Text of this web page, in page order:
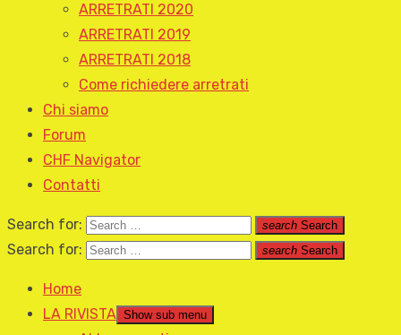
ARRETRATI 2020
ARRETRATI 2019
ARRETRATI 2018
Come richiedere arretrati
Chi siamo
Forum
CHF Navigator
Contatti
Search for: search Search
Search for: search Search
Home
LA RIVISTA Show sub menu